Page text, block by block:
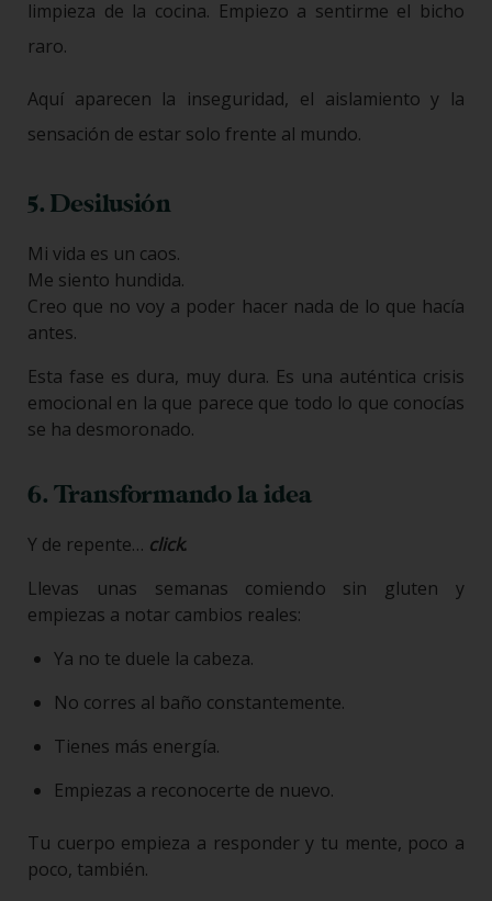
limpieza de la cocina. Empiezo a sentirme el bicho
raro.
Aquí aparecen la inseguridad, el aislamiento y la
sensación de estar solo frente al mundo.
5. Desilusión
Mi vida es un caos.
Me siento hundida.
Creo que no voy a poder hacer nada de lo que hacía
antes.
Esta fase es dura, muy dura. Es una auténtica crisis
emocional en la que parece que todo lo que conocías
se ha desmoronado.
6. Transformando la idea
Y de repente… click.
Llevas unas semanas comiendo sin gluten y
empiezas a notar cambios reales:
Ya no te duele la cabeza.
No corres al baño constantemente.
Tienes más energía.
Empiezas a reconocerte de nuevo.
Tu cuerpo empieza a responder y tu mente, poco a
poco, también.